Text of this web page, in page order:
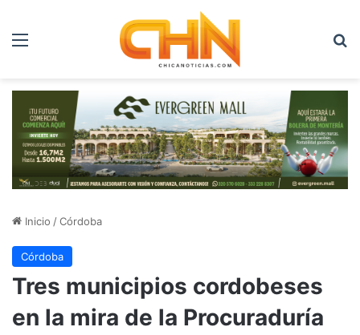
Menú
Inicio /Córdoba
Córdoba
Tres municipios cordobeses
en la mira de la Procuraduría